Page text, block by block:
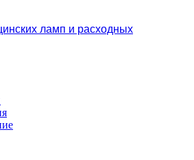
ламп и расходных